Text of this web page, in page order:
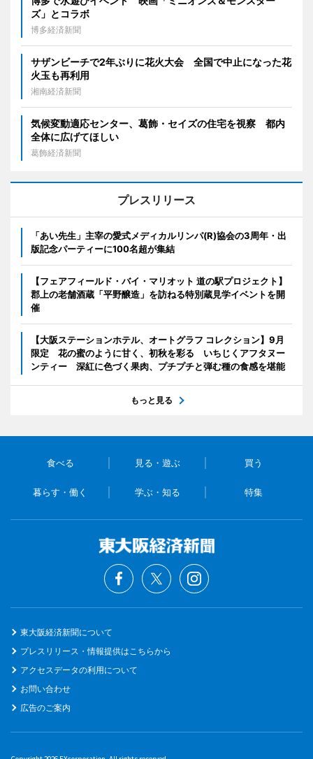
ズ」とコラボ
博多経済新聞
サザンビーチで2年ぶりに花火大会 全国で中止になった花
火玉も再利用
湘南経済新聞
気候変動適応センター、葛飾・セイズの住宅を視察 都内
全体に広げてほしい
葛飾経済新聞
プレスリリース
「あい先生」主宰の愛式メディカルリンパ(R)協会の3周年・出
版記念パーティーに100名超が集結
【フェアフィールド・バイ・マリオット 道の駅プロジェクト】
郡上の老舗酒蔵「平野醸造」を訪ねる特別蔵見学イベントを開
催
【大阪ステーションホテル、オートグラフ コレクション】9月
限定 花の蜜のように甘く、初秋を彩る いちじくアフタヌー
ンティー 深紅に色づく果肉、プチプチと弾む種の食感を堪能
もっと見る
食べる 見る・遊ぶ 買う
暮らす・働く 学ぶ・知る 特集
東大阪経済新聞について
プレスリリース・情報提供はこちらから
アクセスデータの利用について
お問い合わせ
広告のご案内